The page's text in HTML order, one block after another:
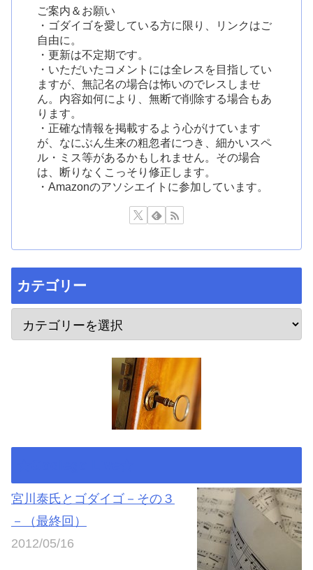
ご案内＆お願い
・ゴダイゴを愛している方に限り、リンクはご
自由に。
・更新は不定期です。
・いただいたコメントには全レスを目指してい
ますが、無記名の場合は怖いのでレスしませ
ん。内容如何により、無断で削除する場合もあ
ります。
・正確な情報を掲載するよう心がけています
が、なにぶん生来の粗忽者につき、細かいスペ
ル・ミス等があるかもしれません。その場合
は、断りなくこっそり修正します。
・Amazonのアソシエイトに参加しています。
カテゴリー
宮川泰氏とゴダイゴ－その３
－（最終回）
2012/05/16